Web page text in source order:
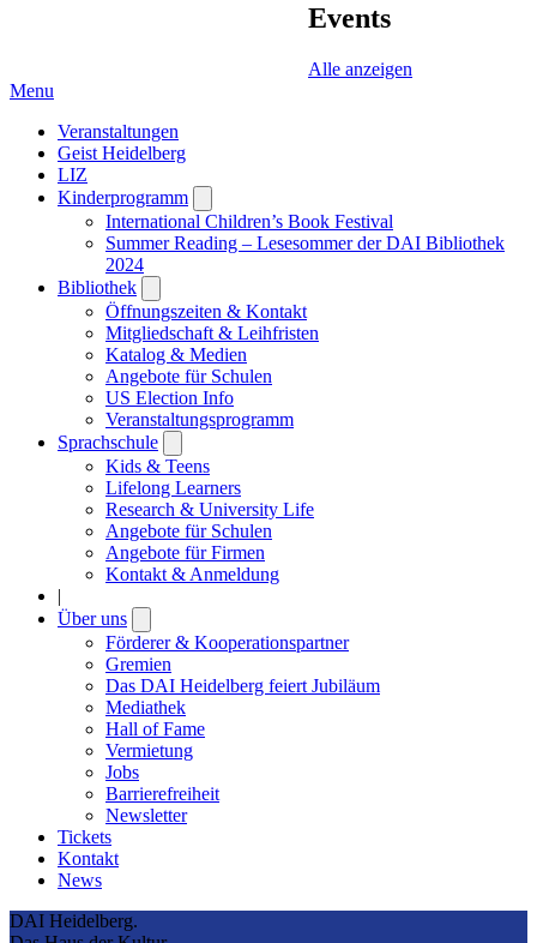
Events
Alle anzeigen
Menu
Veranstaltungen
Geist Heidelberg
LIZ
Kinderprogramm
submenu
International Children’s Book Festival
Summer Reading – Lesesommer der DAI Bibliothek
2024
Bibliothek
submenu
Öffnungszeiten & Kontakt
Mitgliedschaft & Leihfristen
Katalog & Medien
Angebote für Schulen
US Election Info
Veranstaltungsprogramm
Sprachschule
submenu
Kids & Teens
Lifelong Learners
Research & University Life
Angebote für Schulen
Angebote für Firmen
Kontakt & Anmeldung
|
Über uns
submenu
Förderer & Kooperationspartner
Gremien
Das DAI Heidelberg feiert Jubiläum
Mediathek
Hall of Fame
Vermietung
Jobs
Barrierefreiheit
Newsletter
Tickets
Kontakt
News
DAI Heidelberg.